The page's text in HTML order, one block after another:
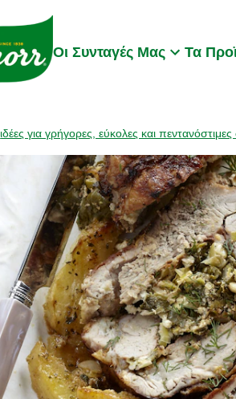
Οι Συνταγές Μας Τα
ιδέες για γρήγορες, εύκολες και